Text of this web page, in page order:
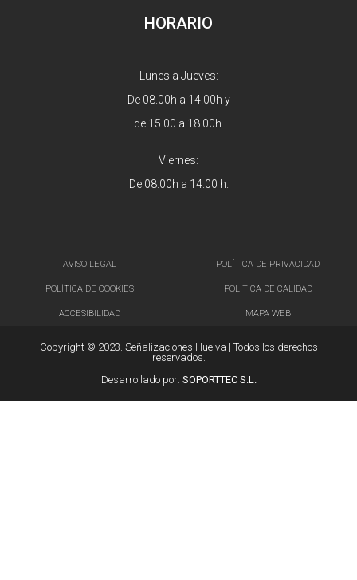
HORARIO
Lunes a Jueves:
De 08.00h a 14.00h y
de 15.00 a 18.00h.
Viernes:
De 08.00h a 14.00 h.
AVISO LEGAL POLÍTICA DE PRIVACIDAD
POLÍTICA DE COOKIES POLÍTICA DE CALIDAD
ACCESIBILIDAD MAPA WEB
Copyright © 2023. Señalizaciones Huelva | Todos los derechos
reservados.
Desarrollado por: SOPORTTEC S.L.